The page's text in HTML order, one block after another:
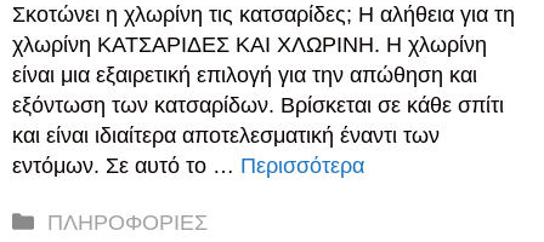
Σκοτώνει η χλωρίνη τις κατσαρίδες; Η αλήθεια για τη
χλωρίνη ΚΑΤΣΑΡΙΔΕΣ ΚΑΙ ΧΛΩΡΙΝΗ. Η χλωρίνη
είναι μια εξαιρετική επιλογή για την απώθηση και
εξόντωση των κατσαρίδων. Βρίσκεται σε κάθε σπίτι
και είναι ιδιαίτερα αποτελεσματική έναντι των
εντόμων. Σε αυτό το … Περισσότερα
Κατηγορίες
ΠΛΗΡΟΦΟΡΙΕΣ